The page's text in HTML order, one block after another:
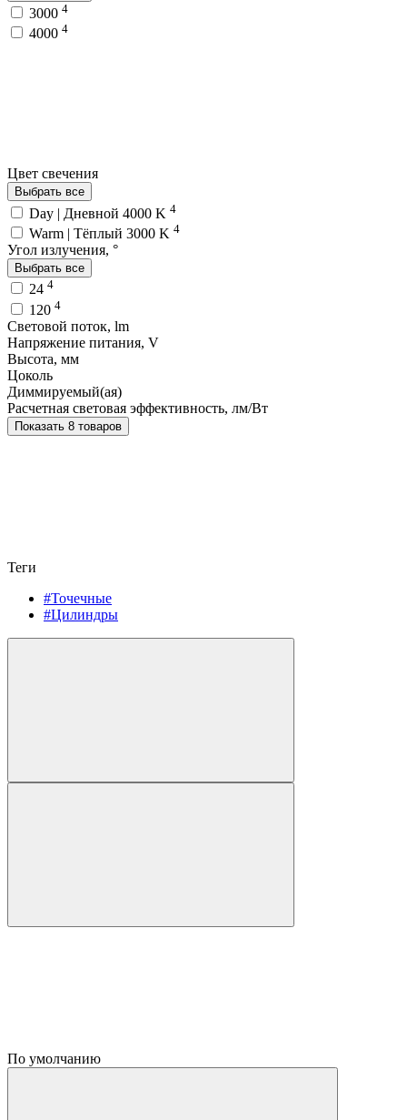
3000 4
4000 4
Цвет свечения
Выбрать все
Day | Дневной 4000 K 4
Warm | Тёплый 3000 K 4
Угол излучения, °
Выбрать все
24 4
120 4
Световой поток, lm
Напряжение питания, V
Высота, мм
Цоколь
Диммируемый(ая)
Расчетная световая эффективность, лм/Вт
Показать 8 товаров
Теги
#Точечные
#Цилиндры
По умолчанию